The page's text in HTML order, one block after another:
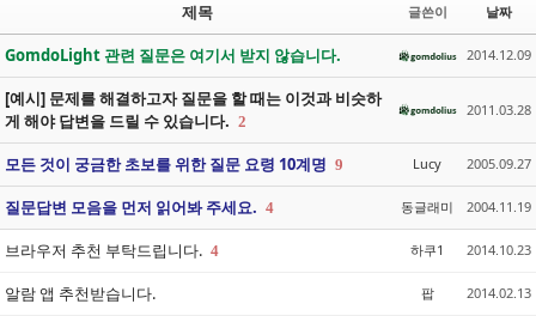
제목 글쓴이 날짜
GomdoLight 관련 질문은 여기서 받지 않습니다. 2014.12.09
[예시] 문제를 해결하고자 질문을 할 때는 이것과 비슷하
게 해야 답변을 드릴 수 있습니다. 2
2011.03.28
모든 것이 궁금한 초보를 위한 질문 요령 10계명 9 Lucy 2005.09.27
질문답변 모음을 먼저 읽어봐 주세요. 4 동글래미 2004.11.19
브라우저 추천 부탁드립니다. 4 하쿠1 2014.10.23
알람 앱 추천받습니다. 팝 2014.02.13